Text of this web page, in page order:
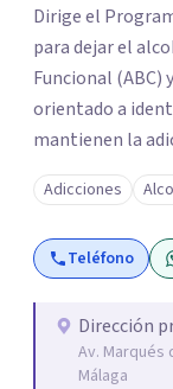
Dirige el
para dejar el
Funcional
orientado a
mantienen la
Adicciones
Teléfono
Dirección
Av. Marqués
Málaga